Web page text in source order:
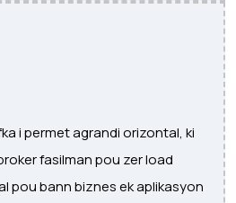
i permet agrandi orizontal, ki
fasilman pou zer load
pou bann biznes ek aplikasyon